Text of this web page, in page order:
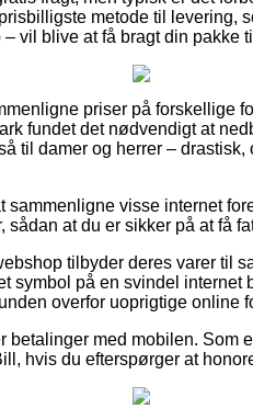
metode til levering,
vil blive at få bragt din pakke
priser på forskellige
fundet det nødvendigt at
til damer og herrer –
sammenligne visse internet
at du er sikker på at få
tilbyder deres varer til
symbol på en svindel internet
overfor uoprigtige online
med mobilen. Som
hvis du efterspørger at